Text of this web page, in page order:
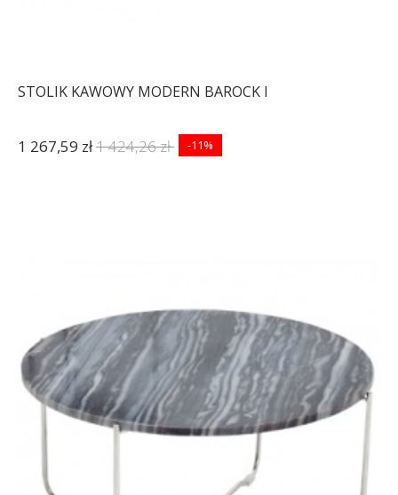
STOLIK KAWOWY MODERN BAROCK I
1 267,59 zł1 424,26 zł -11%